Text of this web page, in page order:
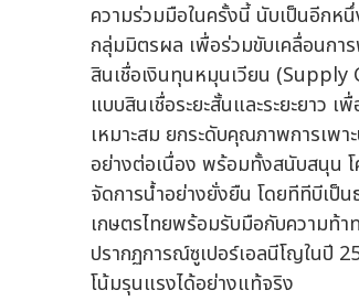
ความร่วมมือในครั้งนี้ นับเป็นอีกห
กลุ่มมิตรผล เพื่อร่วมขับเคลื่อนกา
สินเชื่อเงินทุนหมุนเวียน (Supply
แบบสินเชื่อระยะสั้นและระยะยาว
เหมาะสม ยกระดับคุณภาพการเพ
อย่างต่อเนื่อง พร้อมทั้งสนับสนุน
จัดการน้ำอย่างยั่งยืน โดยทีทีบีเป็
เกษตรไทยพร้อมรับมือกับความท้า
ปรากฏการณ์ซูเปอร์เอลนีโญในปี
โน้มรุนแรงได้อย่างแท้จริง